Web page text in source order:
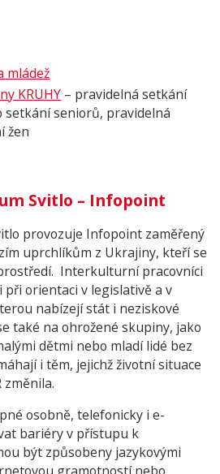
mládež
KRUHY – pravidelná setkání
setkání seniorů, pravidelná
žen
Svitlo – Infopoint
provozuje Infopoint zaměřený
uprchlíkům z Ukrajiny, kteří se
Interkulturní pracovníci
při orientaci v legislativě a v
nabízejí stát i neziskové
také na ohrožené skupiny, jako
dětmi nebo mladí lidé bez
i těm, jejichž životní situace
změnila.
osobně, telefonicky i e-
bariéry v přístupu k
být způsobeny jazykovými